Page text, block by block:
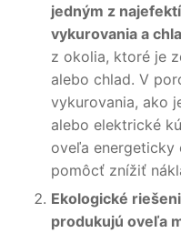
jedným z
vykurovania a
z okolia, ktoré je
alebo chlad. V
vykurovania, ako
alebo elektrické
oveľa energeticky
pomôcť znížiť
Ekologické
produkujú oveľa